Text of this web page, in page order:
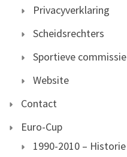
Privacyverklaring
Scheidsrechters
Sportieve commissie
Website
Contact
Euro-Cup
1990-2010 – Historie